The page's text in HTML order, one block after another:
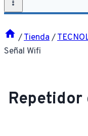
/Tienda/
Señal Wifi
Repetidor